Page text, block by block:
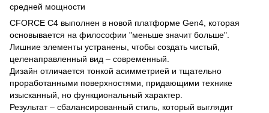
средней мощности
CFORCE C4 выполнен в новой платформе Gen4, которая
основывается на философии "меньше значит больше".
Лишние элементы устранены, чтобы создать чистый,
целенаправленный вид – современный.
Дизайн отличается тонкой асимметрией и тщательно
проработанными поверхностями, придающими технике
изысканный, но функциональный характер.
Результат – сбалансированный стиль, который выглядит